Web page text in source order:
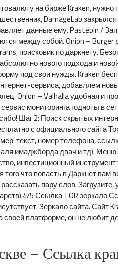
на бирже Kraken, нужно
DamageLab
данные ему. Pastebin /
между собой. Onion –
поисковик по даркнету.
нового подхода и
под свои нужды. Kraken
сервиса, добавляем
Onion – Valhalla удобная и
мониторинга годноты в
Шаг 2: Поиск скрытых
с официального сайта
текст, номер телефона,
имаджборда двач и тд).
инвестиционный
что попасть в Даркнет вам
пару слов. Загрузите,
5 Ссылка TOR зеркало
Зеркало сайта. Сайт
своей платформе, он не любит
– Ссылка